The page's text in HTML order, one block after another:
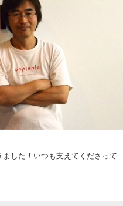
した！いつも支えてくださって